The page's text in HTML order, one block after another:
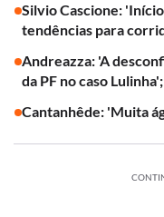
Silvio Cascione:
tendências para
Andreazza: 'A
da PF no caso
Cantanhêde: 'Muita